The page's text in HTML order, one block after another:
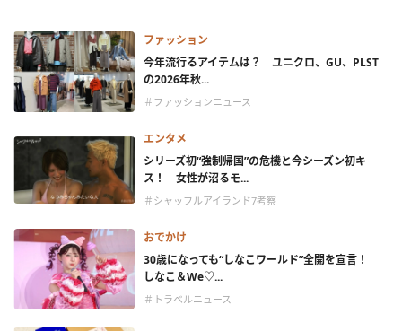
ファッション
今年流行るアイテムは？ ユニクロ、GU、PLST
の2026年秋...
＃ファッションニュース
エンタメ
シリーズ初“強制帰国”の危機と今シーズン初キ
ス！ 女性が沼るモ...
＃シャッフルアイランド7考察
おでかけ
30歳になっても“しなこワールド”全開を宣言！
しなこ＆We♡...
＃トラベルニュース